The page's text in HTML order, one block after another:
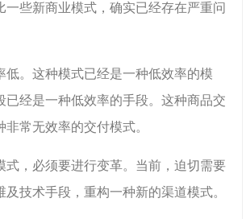
一些新商业模式，确实已经存在严重问
低。这种模式已经是一种低效率的模
已经是一种低效率的手段。这种商品交
常无效率的交付模式。
式，必须要进行变革。当前，迫切需要
及技术手段，重构一种新的渠道模式。